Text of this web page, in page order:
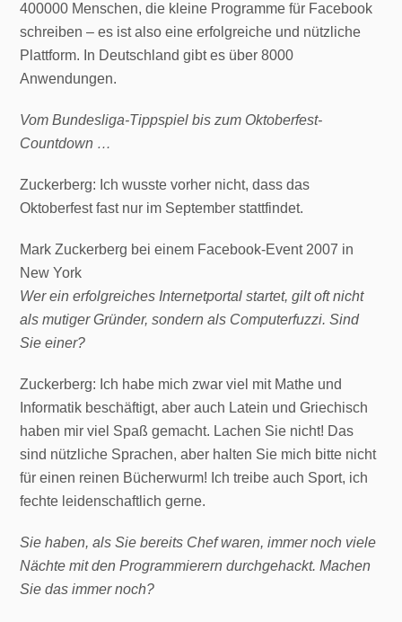
400000 Menschen, die kleine Programme für Facebook
schreiben – es ist also eine erfolgreiche und nützliche
Plattform. In Deutschland gibt es über 8000
Anwendungen.
Vom Bundesliga-Tippspiel bis zum Oktoberfest-
Countdown …
Zuckerberg: Ich wusste vorher nicht, dass das
Oktoberfest fast nur im September stattfindet.
Mark Zuckerberg bei einem Facebook-Event 2007 in
New York
Wer ein erfolgreiches Internetportal startet, gilt oft nicht
als mutiger Gründer, sondern als Computerfuzzi. Sind
Sie einer?
Zuckerberg: Ich habe mich zwar viel mit Mathe und
Informatik beschäftigt, aber auch Latein und Griechisch
haben mir viel Spaß gemacht. Lachen Sie nicht! Das
sind nützliche Sprachen, aber halten Sie mich bitte nicht
für einen reinen Bücherwurm! Ich treibe auch Sport, ich
fechte leidenschaftlich gerne.
Sie haben, als Sie bereits Chef waren, immer noch viele
Nächte mit den Programmierern durchgehackt. Machen
Sie das immer noch?